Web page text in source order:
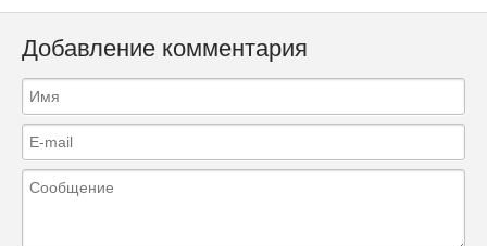
Добавление комментария